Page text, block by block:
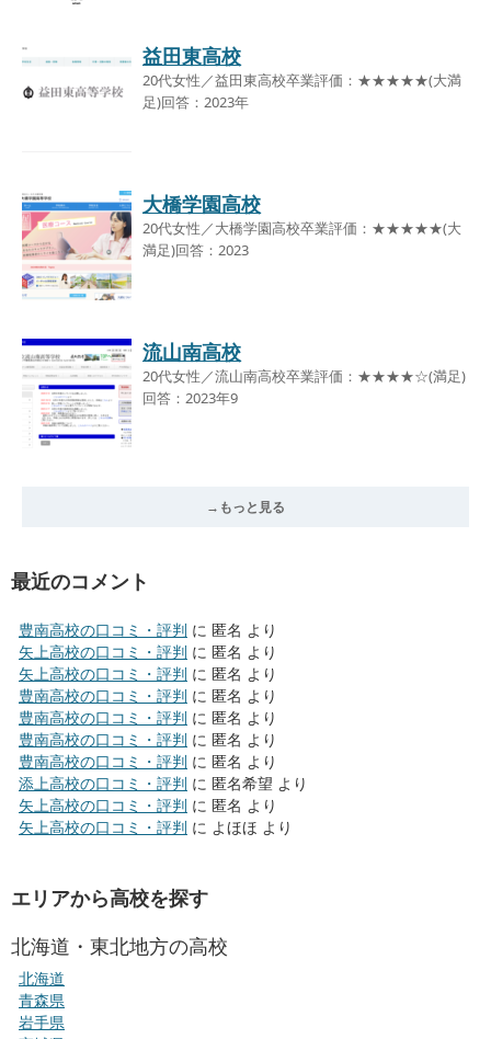
益田東高校
20代女性／益田東高校卒業評価：★★★★★(大満
足)回答：2023年
大橋学園高校
20代女性／大橋学園高校卒業評価：★★★★★(大
満足)回答：2023
流山南高校
20代女性／流山南高校卒業評価：★★★★☆(満足)
回答：2023年9
→もっと見る
最近のコメント
豊南高校の口コミ・評判 に 匿名 より
矢上高校の口コミ・評判 に 匿名 より
矢上高校の口コミ・評判 に 匿名 より
豊南高校の口コミ・評判 に 匿名 より
豊南高校の口コミ・評判 に 匿名 より
豊南高校の口コミ・評判 に 匿名 より
豊南高校の口コミ・評判 に 匿名 より
添上高校の口コミ・評判 に 匿名希望 より
矢上高校の口コミ・評判 に 匿名 より
矢上高校の口コミ・評判 に よほほ より
エリアから高校を探す
北海道・東北地方の高校
北海道
青森県
岩手県